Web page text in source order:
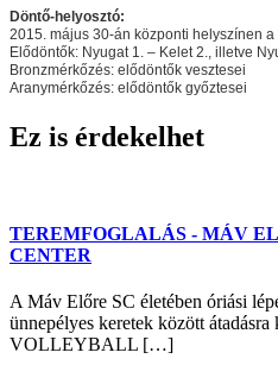
Döntő-helyosztó:
2015. május 30-án központi helyszínen
Elődöntők: Nyugat 1. – Kelet 2., illetve
Bronzmérkőzés: elődöntők vesztesei
Aranymérkőzés: elődöntők győztesei
Ez is érdekelhet
TEREMFOGLALÁS - MÁV
CENTER
A Máv Előre SC életében óriási
ünnepélyes keretek között
VOLLEYBALL […]